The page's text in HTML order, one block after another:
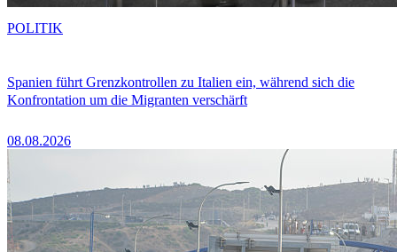
Spanien führt Grenzkontrollen zu Italien ein, während sich die
Konfrontation um die Migranten verschärft
08.08.2026
POLITIK